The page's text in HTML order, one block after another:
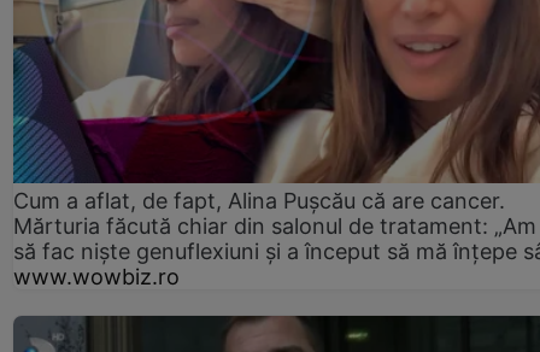
Cum a aflat, de fapt, Alina Pușcău că are cancer.
Mărturia făcută chiar din salonul de tratament:
să fac niște genuflexiuni și a început să mă înțepe
www.wowbiz.ro